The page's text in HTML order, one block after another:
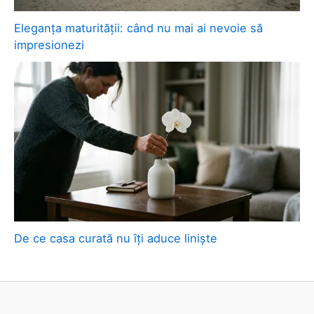
Eleganța maturității: când nu mai ai nevoie să
impresionezi
De ce casa curată nu îți aduce liniște